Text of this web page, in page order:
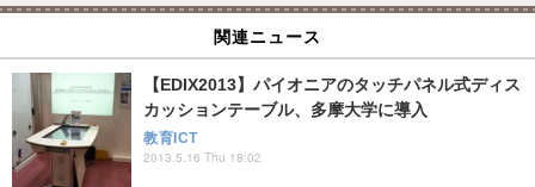
関連ニュース
【EDIX2013】パイオニアのタッチパネル式ディス
カッションテーブル、多摩大学に導入
教育ICT
2013.5.16 Thu 18:02